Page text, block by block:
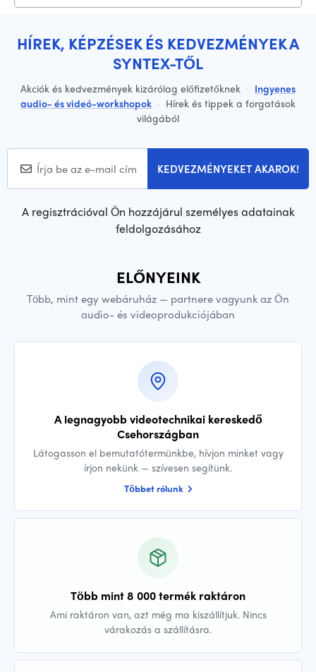
HÍREK, KÉPZÉSEK ÉS KEDVEZMÉNYEK A
SYNTEX-TŐL
Akciók és kedvezmények kizárólag előfizetőknek · Ingyenes
audio- és videó-workshopok · Hírek és tippek a forgatások
világából
KEDVEZMÉNYEKET AKAROK!
A regisztrációval Ön hozzájárul személyes adatainak
feldolgozásához
ELŐNYEINK
Több, mint egy webáruház — partnere vagyunk az Ön
audio- és videoprodukciójában
A legnagyobb videotechnikai kereskedő
Csehországban
Látogasson el bemutatótermünkbe, hívjon minket vagy
írjon nekünk — szívesen segítünk.
Többet rólunk
Több mint 8 000 termék raktáron
Ami raktáron van, azt még ma kiszállítjuk. Nincs
várakozás a szállításra.